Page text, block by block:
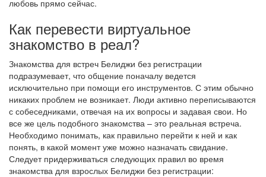
любовь прямо сейчас.
Как перевести виртуальное
знакомство в реал?
Знакомства для встреч Белиджи без регистрации
подразумевает, что общение поначалу ведется
исключительно при помощи его инструментов. С этим обычно
никаких проблем не возникает. Люди активно переписываются
с собеседниками, отвечая на их вопросы и задавая свои. Но
все же цель подобного знакомства – это реальная встреча.
Необходимо понимать, как правильно перейти к ней и как
понять, в какой момент уже можно назначать свидание.
Следует придерживаться следующих правил во время
знакомства для взрослых Белиджи без регистрации: